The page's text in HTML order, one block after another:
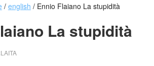
/ english /Ennio Flaiano La stupidità
La stupidità